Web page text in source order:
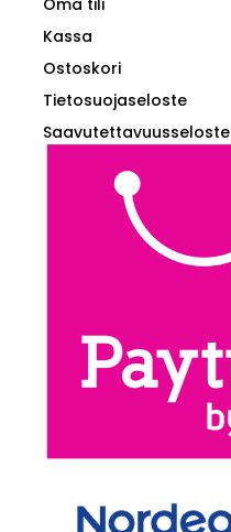
Oma tili
Kassa
Ostoskori
Tietosuojaseloste
Saavutettavuusseloste